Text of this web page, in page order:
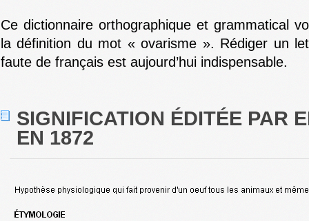
Ce dictionnaire orthographique et grammatical
la définition du mot « ovarisme ». Rédiger un
faute de français est aujourd’hui indispensable.
SIGNIFICATION ÉDITÉE PAR
EN 1872